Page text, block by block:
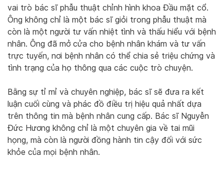
vai trò bác sĩ phẫu thuật chỉnh hình khoa Đầu mặt cổ.
Ông không chỉ là một bác sĩ giỏi trong phẫu thuật mà
còn là một người tư vấn nhiệt tình và thấu hiểu với bệnh
nhân. Ông đã mở cửa cho bệnh nhân khám và tư vấn
trực tuyến, nơi bệnh nhân có thể chia sẻ triệu chứng và
tình trạng của họ thông qua các cuộc trò chuyện.
Bằng sự tỉ mỉ và chuyên nghiệp, bác sĩ sẽ đưa ra kết
luận cuối cùng và phác đồ điều trị hiệu quả nhất dựa
trên thông tin mà bệnh nhân cung cấp. Bác sĩ Nguyễn
Đức Hương không chỉ là một chuyên gia về tai mũi
họng, mà còn là người đồng hành tin cậy đối với sức
khỏe của mọi bệnh nhân.